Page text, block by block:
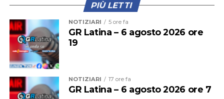
PIÙ LETTI
NOTIZIARI 5 ore fa
GR Latina – 6 agosto 2026 ore
19
NOTIZIARI 17 ore fa
GR Latina – 6 agosto 2026 ore 7